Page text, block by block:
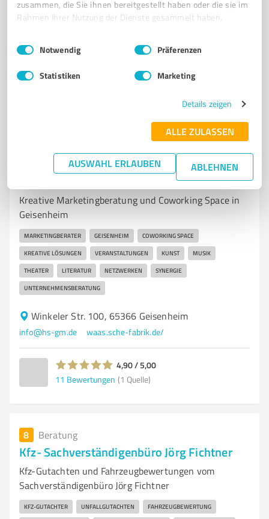
zusammen, die Sie ihnen bereitgestellt haben oder die sie im
Rahmen Ihrer Nutzung der Dienste gesammelt haben.
Impressum Datenschutzbestimmungen
Einwilligungsauswahl
Notwendig Präferenzen
Statistiken Marketing
Details zeigen
ALLE ZULASSEN
AUSWAHL ERLAUBEN ABLEHNEN
Badweg 2, 55218 Ingelheim am Rhein
www.spielplatzmobil.de/
5,00 / 5,00
Waas.sche-Fabrik Grundstücks GmbH &
Kreative Marketingberatung und Coworking Space in
Geisenheim
MARKETINGBERATER GEISENHEIM COWORKING SPACE
KREATIVE LÖSUNGEN VERANSTALTUNGEN KUNST MUSIK
THEATER LITERATUR NETZWERKEN SYNERGIE
UNTERNEHMENSBERATUNG
Winkeler Str. 100, 65366 Geisenheim
info@hs-gm.de waas.sche-fabrik.de/
4,90 / 5,00
11 Bewertungen (1 Quelle)
8 Beratung
Kfz- Sachverständigenbüro Jörg Fichtner
Kfz-Gutachten und Fahrzeugbewertungen vom
Sachverständigenbüro Jörg Fichtner
KFZ-GUTACHTER UNFALLGUTACHTEN FAHRZEUGBEWERTUNG